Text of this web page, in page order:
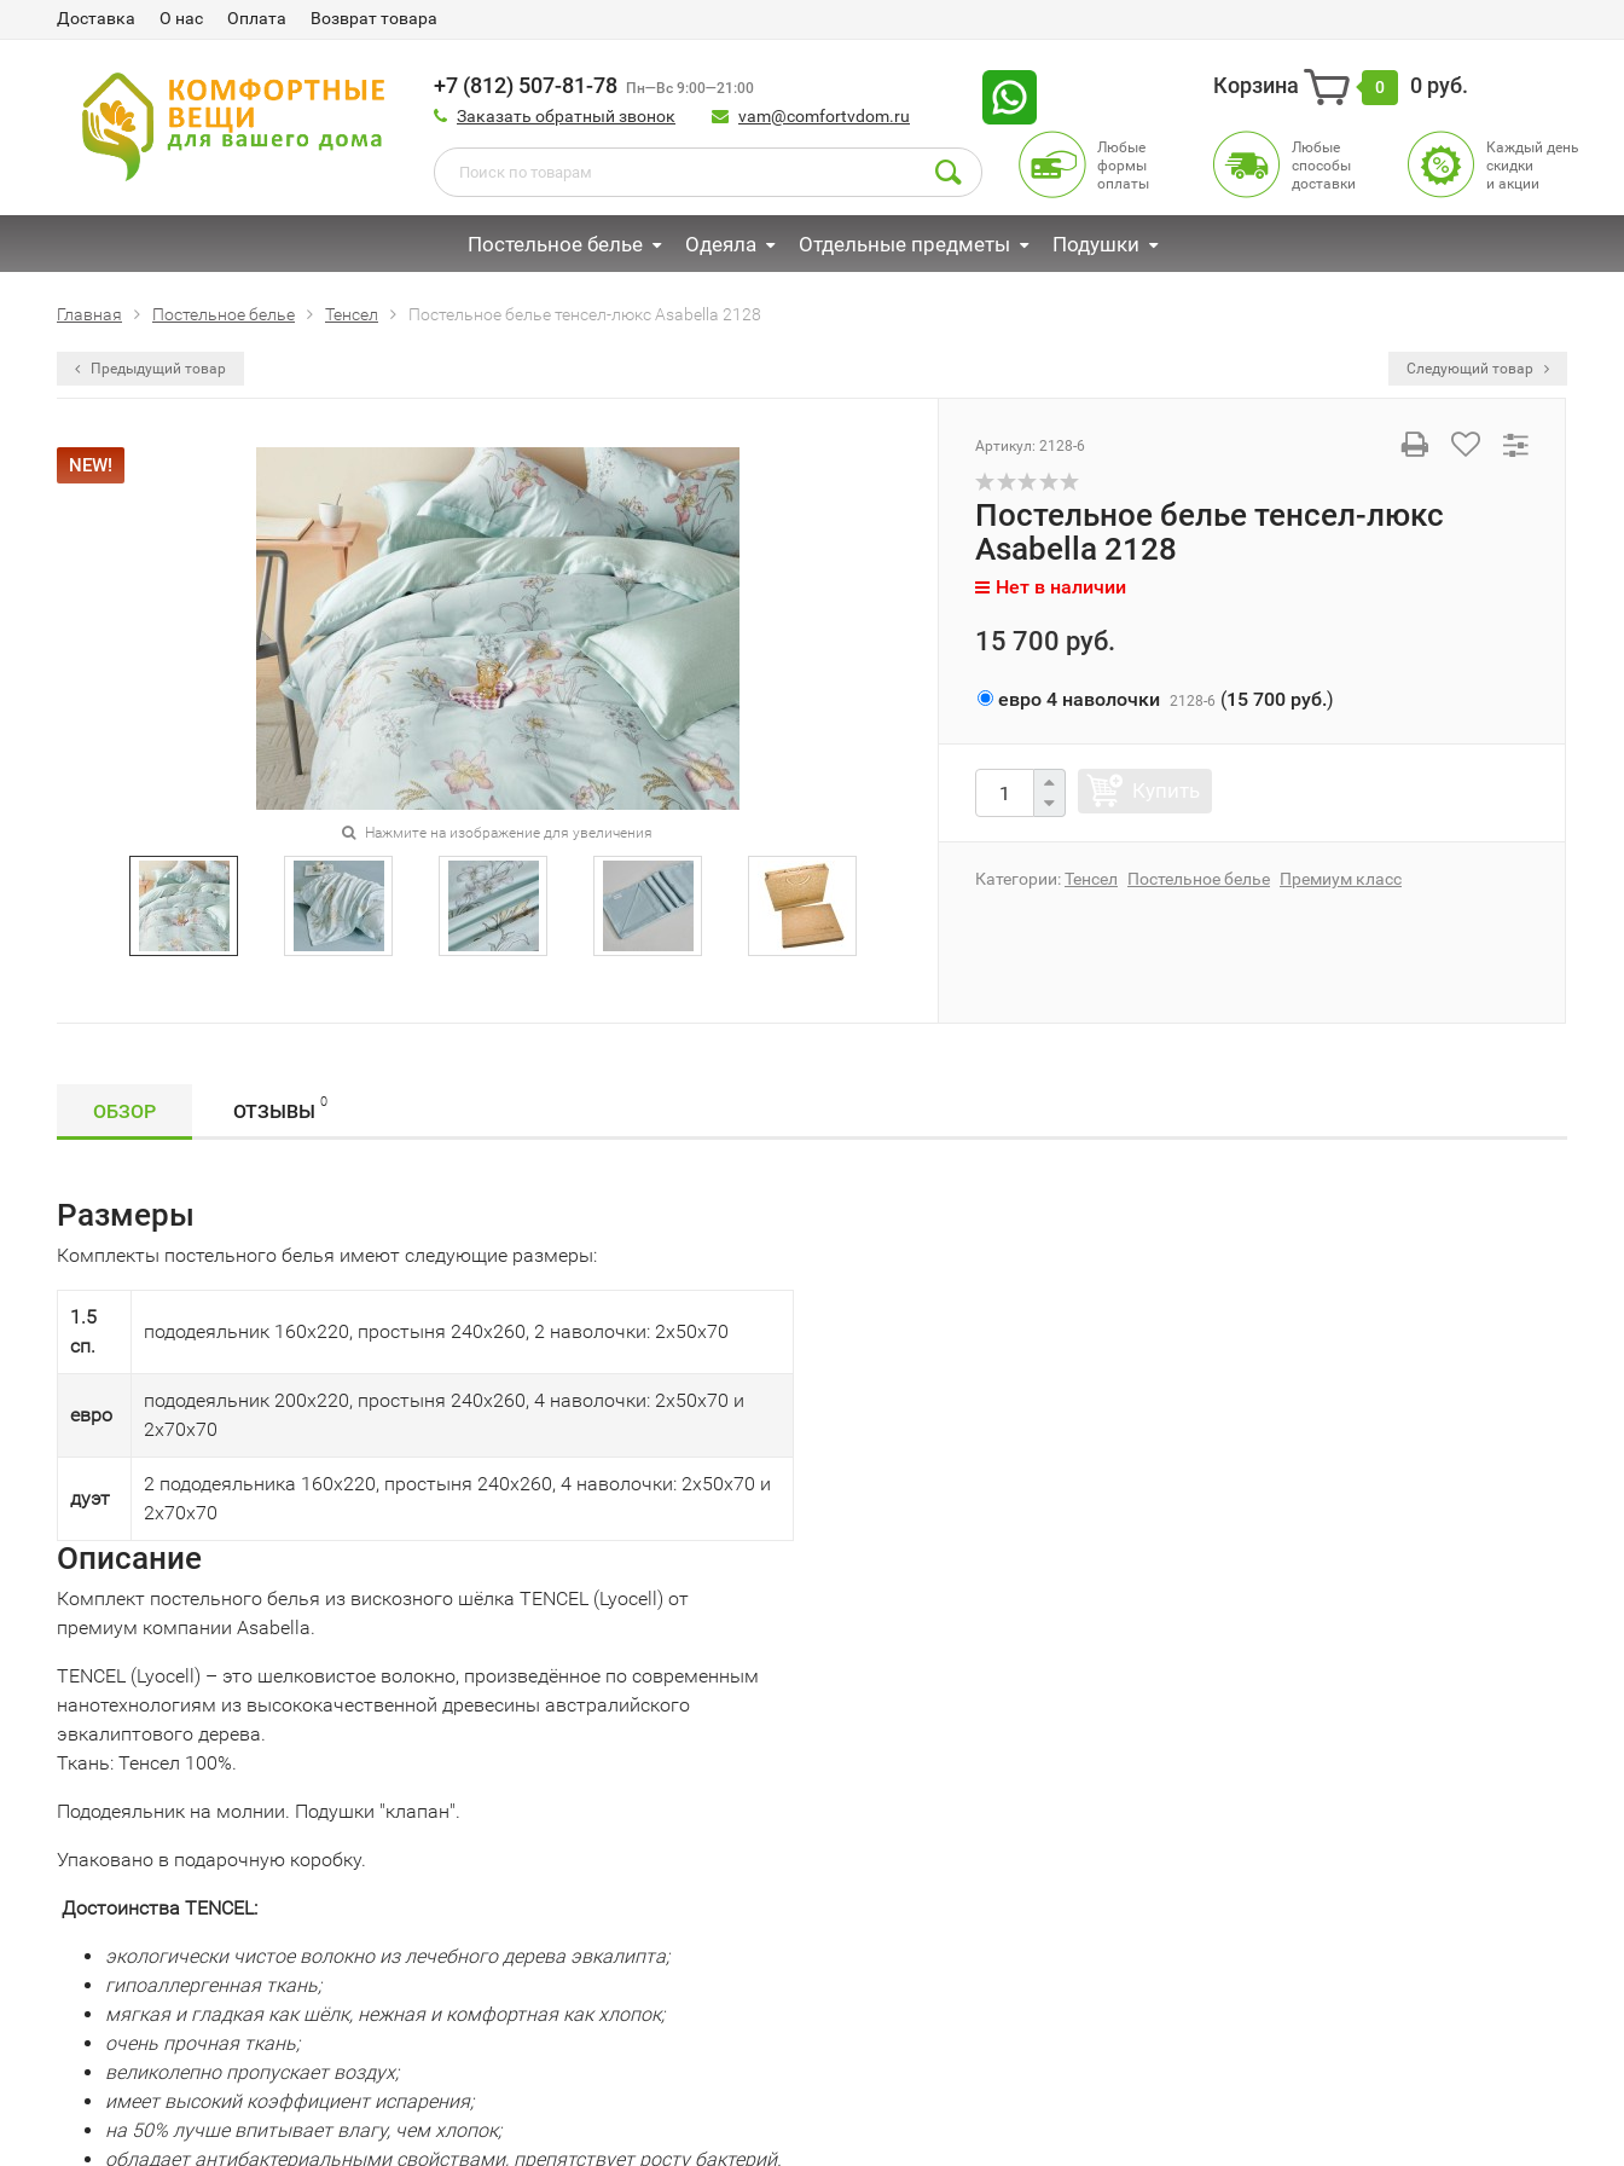
Доставка О нас Оплата Возврат товара
+7 (812) 507-81-78 Пн—Вс 9:00—21:00
Заказать обратный звонок vam@comfortvdom.ru
Корзина 0 0 руб.
Любые
формы
оплаты
Любые
способы
доставки
Каждый день
cкидки
и акции
Постельное белье Одеяла Отдельные предметы Подушки
Главная Постельное белье Тенсел Постельное белье тенсел-люкс Asabella 2128
Предыдущий товар Следующий товар
NEW!
Нажмите на изображение для увеличения
Артикул: 2128-6
Постельное белье тенсел-люкс
Asabella 2128
Нет в наличии
15 700 руб.
евро 4 наволочки 2128-6 (15 700 руб.)
Категории:Тенсел Постельное белье Премиум класс
ОБЗОР ОТЗЫВЫ 0
Размеры
Комплекты постельного белья имеют следующие размеры:
1.5
сп.
пододеяльник 160х220, простыня 240х260, 2 наволочки: 2х50х70
евро
пододеяльник 200х220, простыня 240х260, 4 наволочки: 2х50х70 и
2х70х70
дуэт
2 пододеяльника 160х220, простыня 240х260, 4 наволочки: 2х50х70 и
2х70х70
Описание
Комплект постельного белья из вискозного шёлка TENCEL (Lyocell) от
премиум компании Asabella.
TENCEL (Lyocell) – это шелковистое волокно, произведённое по современным
нанотехнологиям из высококачественной древесины австралийского
эвкалиптового дерева.
Ткань: Тенсел 100%.
Пододеяльник на молнии. Подушки "клапан".
Упаковано в подарочную коробку.
Достоинства TENCEL:
экологически чистое волокно из лечебного дерева эвкалипта;
гипоаллергенная ткань;
мягкая и гладкая как шёлк, нежная и комфортная как хлопок;
очень прочная ткань;
великолепно пропускает воздух;
имеет высокий коэффициент испарения;
на 50% лучше впитывает влагу, чем хлопок;
обладает антибактериальными свойствами, препятствует росту бактерий.